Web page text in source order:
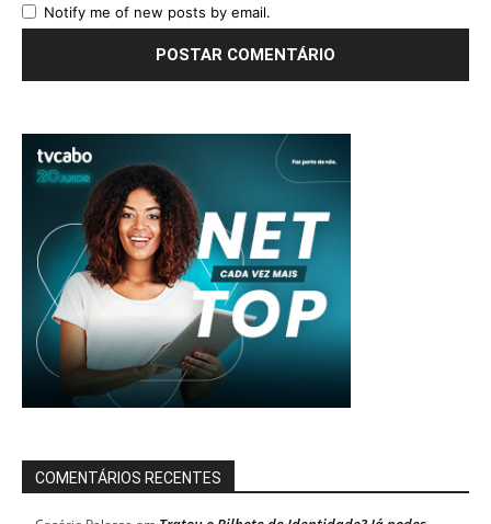
Notify me of new posts by email.
COMENTÁRIOS RECENTES